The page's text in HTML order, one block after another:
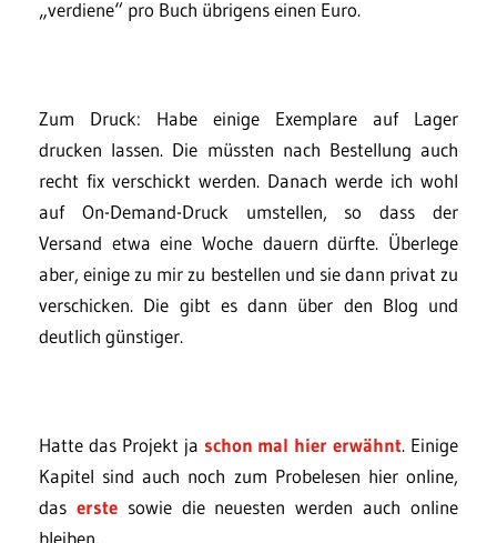
„verdiene“ pro Buch übrigens einen Euro.
Zum Druck: Habe einige Exemplare auf Lager
drucken lassen. Die müssten nach Bestellung auch
recht fix verschickt werden. Danach werde ich wohl
auf On-Demand-Druck umstellen, so dass der
Versand etwa eine Woche dauern dürfte. Überlege
aber, einige zu mir zu bestellen und sie dann privat zu
verschicken. Die gibt es dann über den Blog und
deutlich günstiger.
Hatte das Projekt ja schon mal hier erwähnt. Einige
Kapitel sind auch noch zum Probelesen hier online,
das erstesowie die neuesten werden auch online
bleiben.